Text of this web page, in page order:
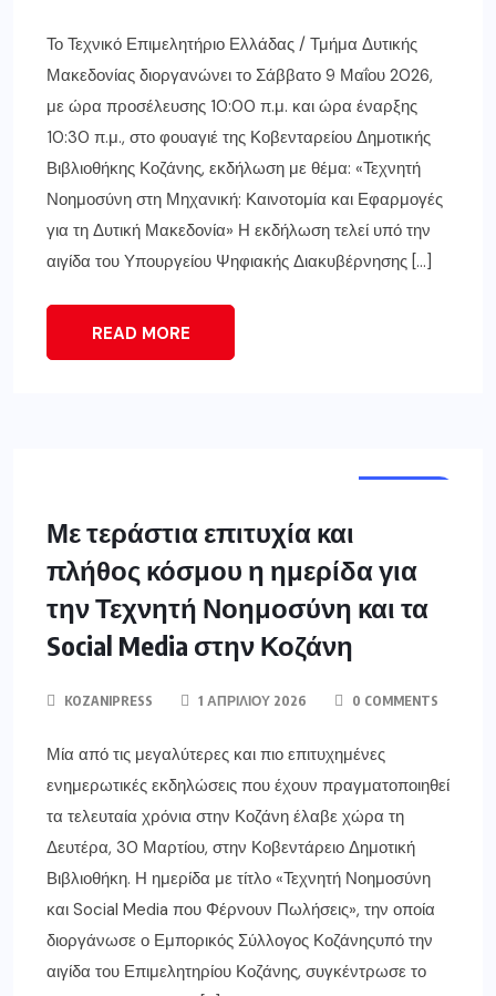
Το Τεχνικό Επιμελητήριο Ελλάδας / Τμήμα Δυτικής
Μακεδονίας διοργανώνει το Σάββατο 9 Μαΐου 2026,
με ώρα προσέλευσης 10:00 π.μ. και ώρα έναρξης
10:30 π.μ., στο φουαγιέ της Κοβενταρείου Δημοτικής
Βιβλιοθήκης Κοζάνης, εκδήλωση με θέμα: «Τεχνητή
Νοημοσύνη στη Μηχανική: Καινοτομία και Εφαρμογές
για τη Δυτική Μακεδονία» Η εκδήλωση τελεί υπό την
αιγίδα του Υπουργείου Ψηφιακής Διακυβέρνησης […]
READ MORE
Με τεράστια επιτυχία και
πλήθος κόσμου η ημερίδα για
την Τεχνητή Νοημοσύνη και τα
Social Media στην Κοζάνη
KOZANIPRESS 1 ΑΠΡΙΛΊΟΥ 2026 0 COMMENTS
Μία από τις μεγαλύτερες και πιο επιτυχημένες
ενημερωτικές εκδηλώσεις που έχουν πραγματοποιηθεί
τα τελευταία χρόνια στην Κοζάνη έλαβε χώρα τη
Δευτέρα, 30 Μαρτίου, στην Κοβεντάρειο Δημοτική
Βιβλιοθήκη. Η ημερίδα με τίτλο «Τεχνητή Νοημοσύνη
και Social Media που Φέρνουν Πωλήσεις», την οποία
διοργάνωσε ο Εμπορικός Σύλλογος Κοζάνηςυπό την
αιγίδα του Επιμελητηρίου Κοζάνης, συγκέντρωσε το